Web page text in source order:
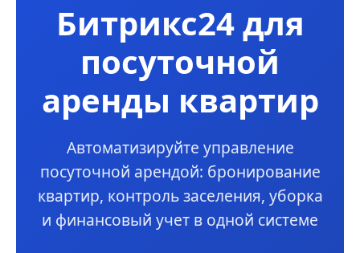
Битрикс24 для
посуточной
аренды квартир
Автоматизируйте управление
посуточной арендой: бронирование
квартир, контроль заселения, уборка
и финансовый учет в одной системе